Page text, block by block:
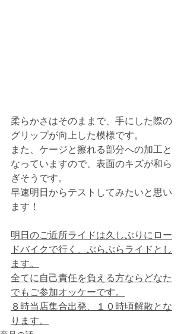
柔らかさはそのままで、手にした際の
グリップが向上した模様です。
また、ケージと擦れる部分への加工と
なっていますので、表面のキズが和ら
ぎそうです。
早速明日からテストしてみたいと思い
ます！
明日のご近所ライドは久しぶりにロー
ドバイクで行く、ぶらぶらライドとし
ます。
全てに自己責任を負える方ならどなた
でもご参加オッケーです。
８時当店集合出発、１０時頃解散とな
ります。